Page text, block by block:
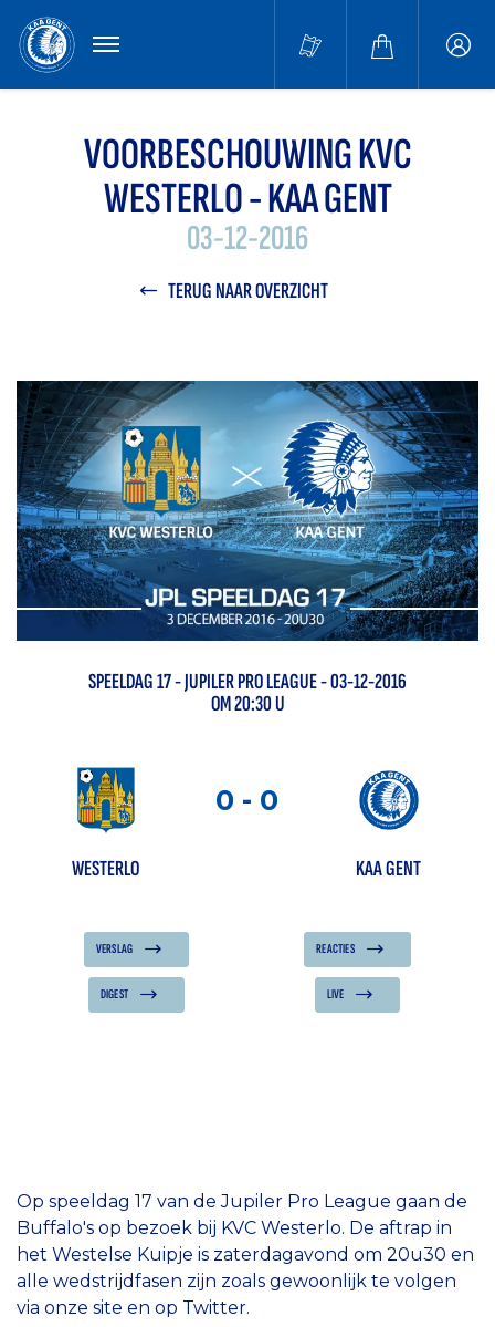
MENU
VOORBESCHOUWING KVC
WESTERLO - KAA GENT
03-12-2016
TERUG NAAR OVERZICHT
SPEELDAG17-JUPILER PRO LEAGUE- 03-12-2016
OM 20:30 U
0 - 0
WESTERLO KAA GENT
VERSLAG REACTIES
DIGEST LIVE
Op speeldag 17 van de Jupiler Pro League gaan de
Buffalo's op bezoek bij KVC Westerlo. De aftrap in
het Westelse Kuipje is zaterdagavond om 20u30 en
alle wedstrijdfasen zijn zoals gewoonlijk te volgen
via onze site en op Twitter.